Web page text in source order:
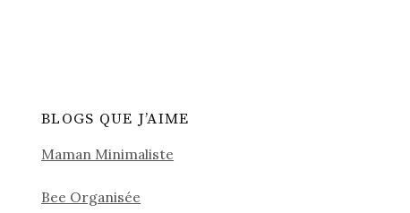
BLOGS QUE J’AIME
Maman Minimaliste
Bee Organisée